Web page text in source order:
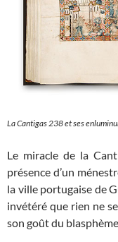
La Cantigas 238 et ses
Le miracle de la
présence d’un
la ville portugaise de
invétéré que rien ne
son goût du